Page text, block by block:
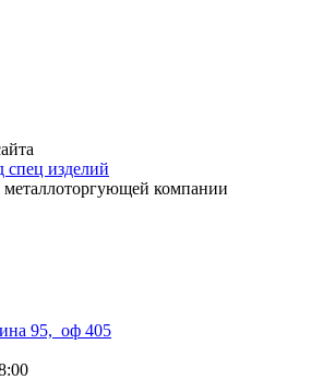
металлоторгующей компании
95, оф 405